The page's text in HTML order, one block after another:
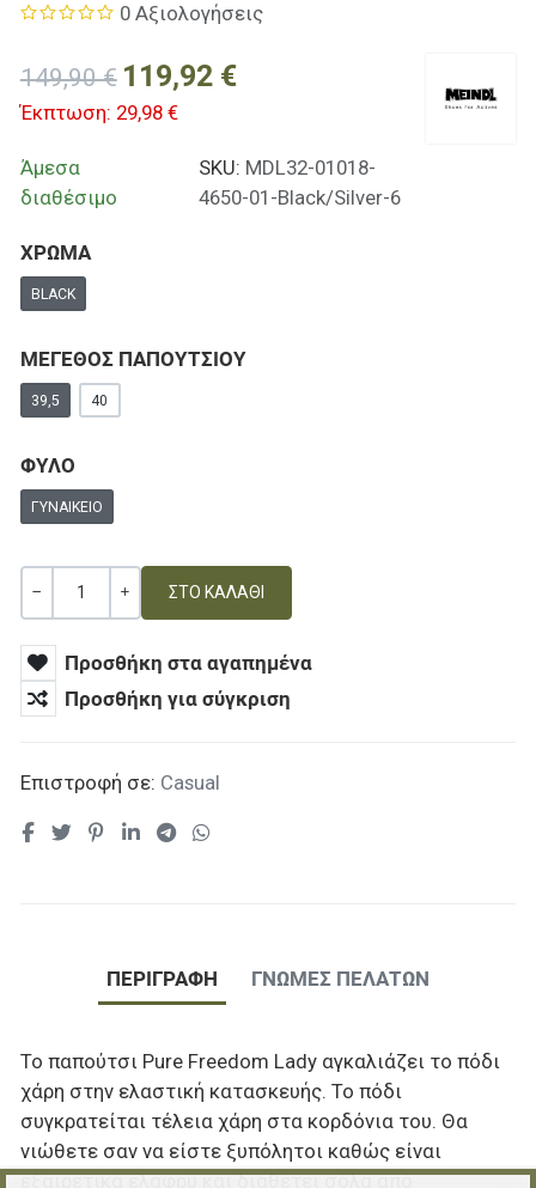
0 Αξιολογήσεις
149,90 € 119,92 €
Έκπτωση: 29,98 €
Άμεσα
διαθέσιμο
SKU: MDL32-01018-
4650-01-Black/Silver-6
ΧΡΩΜΑ
BLACK
ΜΕΓΕΘΟΣ ΠΑΠΟΥΤΣΙΟΥ
39,5 40
ΦΥΛΟ
ΓΥΝΑΙΚΕΊΟ
Ποσότητα
Προσθήκη στα αγαπημένα
Προσθήκη για σύγκριση
Επιστροφή σε: Casual
ΠΕΡΙΓΡΑΦΉ ΓΝΏΜΕΣ ΠΕΛΑΤΏΝ
Το παπούτσι Pure Freedom Lady αγκαλιάζει το πόδι
χάρη στην ελαστική κατασκευής. Το πόδι
συγκρατείται τέλεια χάρη στα κορδόνια του. Θα
νιώθετε σαν να είστε ξυπόλητοι καθώς είναι
εξαιρετικά ελαφρύ και διαθέτει σόλα από